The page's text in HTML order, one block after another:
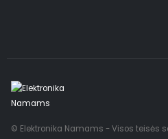
© Elektronika Namams - Visos teisės